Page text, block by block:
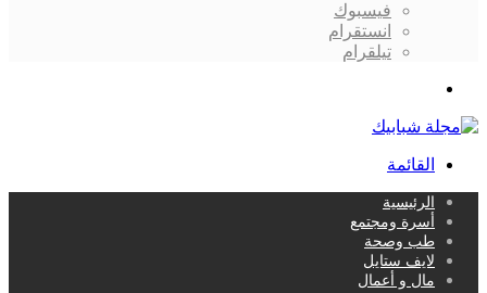
فيسبوك
انستقرام
تيلقرام
القائمة
الرئيسية
أسرة ومجتمع
طب وصحة
لايف ستايل
مال و أعمال